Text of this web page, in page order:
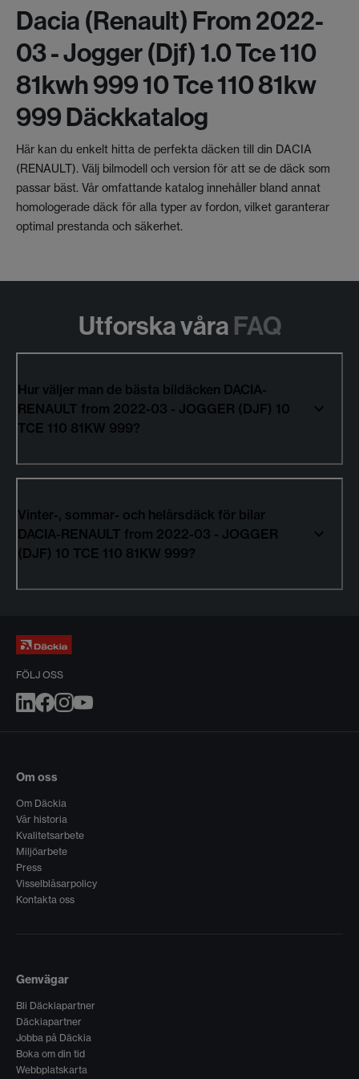
Dacia (renault) From 2022-
03 - Jogger (djf) 1.0 Tce 110
81kwh 999 10 Tce 110 81kw
999 Däckkatalog
Här kan du enkelt hitta de perfekta däcken till din DACIA
(RENAULT). Välj bilmodell och version för att se de däck som
passar bäst. Vår omfattande katalog innehåller bland annat
homologerade däck för alla typer av fordon, vilket garanterar
optimal prestanda och säkerhet.
Utforska våra FAQ
Hur väljer man de bästa bildäcken DACIA-
RENAULT from 2022-03 - JOGGER (DJF) 10
TCE 110 81KW 999?
Vinter-, sommar- och helårsdäck för bilar
DACIA-RENAULT from 2022-03 - JOGGER
(DJF) 10 TCE 110 81KW 999?
FÖLJ OSS
Om oss
Om Däckia
Vår historia
Kvalitetsarbete
Miljöarbete
Press
Visselblåsarpolicy
Kontakta oss
Genvägar
Bli Däckiapartner
Däckiapartner
Jobba på Däckia
Boka om din tid
Webbplatskarta